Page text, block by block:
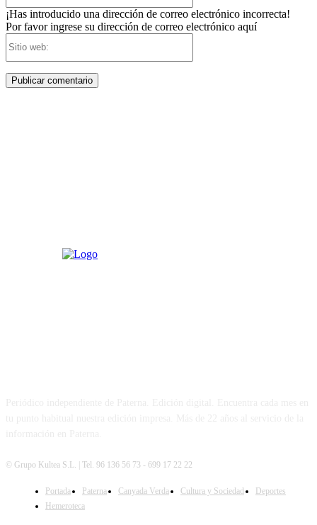
¡Has introducido una dirección de correo electrónico incorrecta!
Por favor ingrese su dirección de correo electrónico aquí
SÍGUENOS
© Grupo Kultea S.L. | Tel. 96 136 56 73 - 699 17 22 22
Portada Paterna Canyada Verda Cultura y Sociedad
Deportes
Hemeroteca